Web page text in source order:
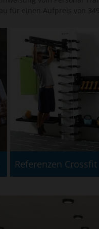
Referenzen Crossfit